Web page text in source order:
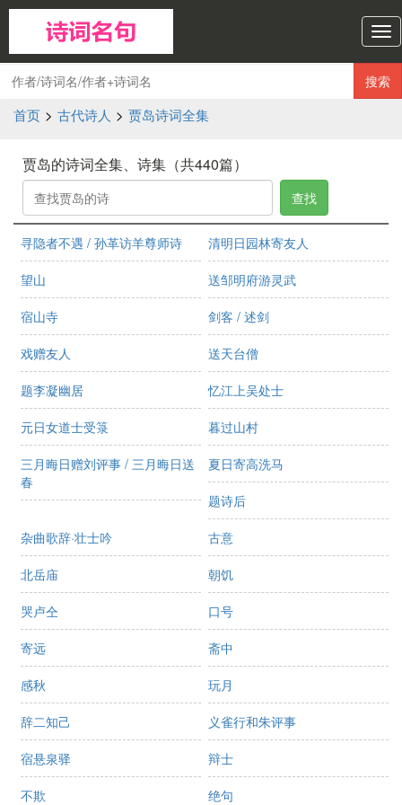
诗
词
名
句
搜索
首页 > 古代诗人 > 贾岛诗词全集
贾岛的诗词全集、诗集（共440篇）
查找
寻隐者不遇 / 孙革访羊尊师诗 清明日园林寄友人
望山 送邹明府游灵武
宿山寺 剑客 / 述剑
戏赠友人 送天台僧
题李凝幽居 忆江上吴处士
元日女道士受箓 暮过山村
三月晦日赠刘评事 / 三月晦日送
春
夏日寄高洗马
题诗后
杂曲歌辞·壮士吟 古意
北岳庙 朝饥
哭卢仝 口号
寄远 斋中
感秋 玩月
辞二知己 义雀行和朱评事
宿悬泉驿 辩士
不欺 绝句